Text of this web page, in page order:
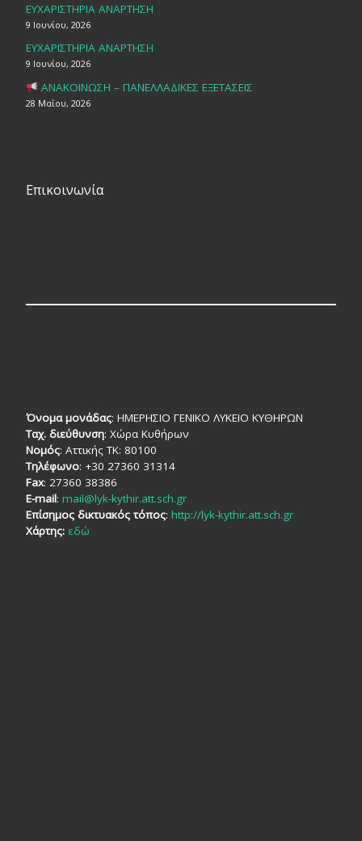
ΕΥΧΑΡΙΣΤΗΡΙΑ ΑΝΑΡΤΗΣΗ
9 Ιουνίου, 2026
ΕΥΧΑΡΙΣΤΗΡΙΑ ΑΝΑΡΤΗΣΗ
9 Ιουνίου, 2026
ΑΝΑΚΟΙΝΩΣΗ – ΠΑΝΕΛΛΑΔΙΚΕΣ ΕΞΕΤΑΣΕΙΣ
28 Μαΐου, 2026
Επικοινωνία
Όνομα μονάδας: ΗΜΕΡΗΣΙΟ ΓΕΝΙΚΟ ΛΥΚΕΙΟ ΚΥΘΗΡΩΝ
Ταχ. διεύθυνση: Χώρα Κυθήρων
Νομός: Αττικής TK: 80100
Τηλέφωνο: +30 27360 31314
Fax: 27360 38386
E-mail: mail@lyk-kythir.att.sch.gr
Επίσημος δικτυακός τόπος: http://lyk-kythir.att.sch.gr
Χάρτης: εδώ